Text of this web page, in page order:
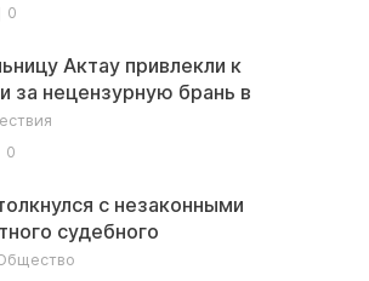
0
Актау привлекли к
за нецензурную брань в
0
с незаконными
судебного